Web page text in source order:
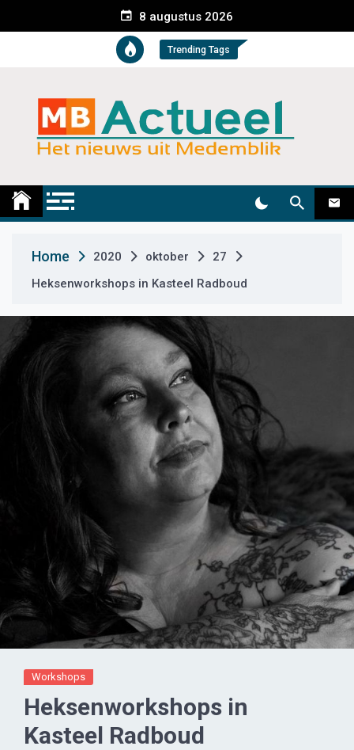
e
t
8 augustus 2026
Trending Tags
Medemblik Actueel
Home 2020 oktober
27
Heksenworkshops in Kasteel Radboud
Workshops
Heksenworkshops in
Kasteel Radboud